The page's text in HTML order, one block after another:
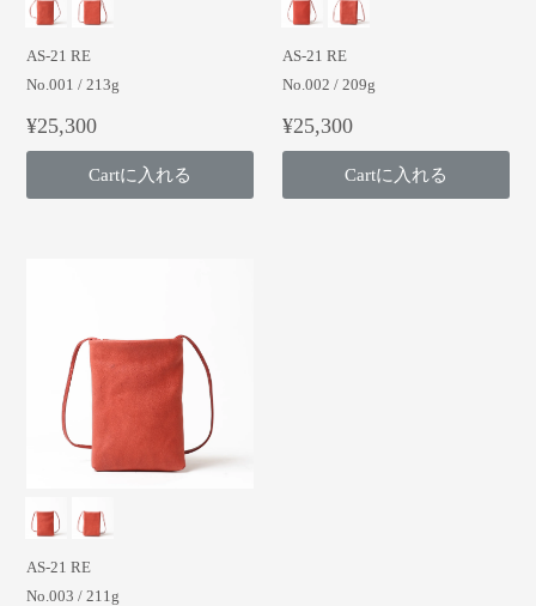
AS-21 RE
No.001 / 213g
¥25,300
Cartに入れる
AS-21 RE
No.002 / 209g
¥25,300
Cartに入れる
AS-21 RE
No.003 / 211g